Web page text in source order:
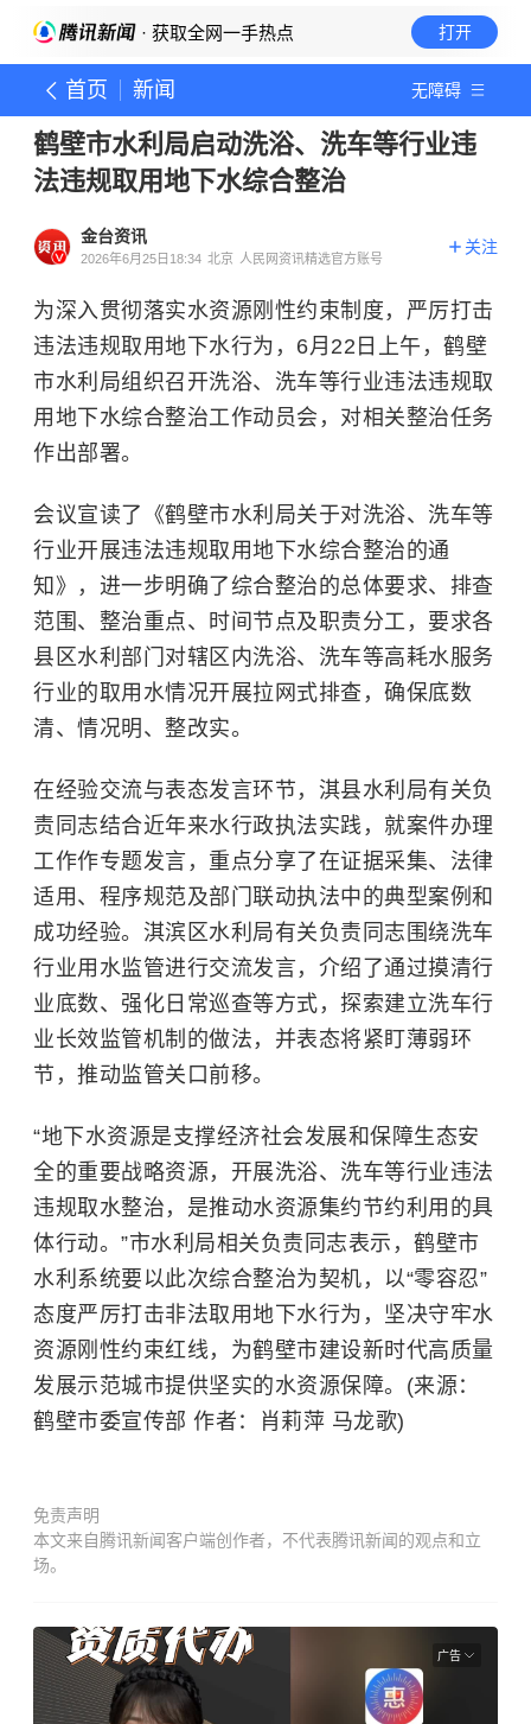
· 获取全网一手热点 打开
首页 新闻 无障碍
鹤壁市水利局启动洗浴、洗车等行业违
法违规取用地下水综合整治
金台资讯
2026年6月25日18:34 北京 人民网资讯精选官方账号
关注
为深入贯彻落实水资源刚性约束制度，严厉打击
违法违规取用地下水行为，6月22日上午，鹤壁
市水利局组织召开洗浴、洗车等行业违法违规取
用地下水综合整治工作动员会，对相关整治任务
作出部署。
会议宣读了《鹤壁市水利局关于对洗浴、洗车等
行业开展违法违规取用地下水综合整治的通
知》，进一步明确了综合整治的总体要求、排查
范围、整治重点、时间节点及职责分工，要求各
县区水利部门对辖区内洗浴、洗车等高耗水服务
行业的取用水情况开展拉网式排查，确保底数
清、情况明、整改实。
在经验交流与表态发言环节，淇县水利局有关负
责同志结合近年来水行政执法实践，就案件办理
工作作专题发言，重点分享了在证据采集、法律
适用、程序规范及部门联动执法中的典型案例和
成功经验。淇滨区水利局有关负责同志围绕洗车
行业用水监管进行交流发言，介绍了通过摸清行
业底数、强化日常巡查等方式，探索建立洗车行
业长效监管机制的做法，并表态将紧盯薄弱环
节，推动监管关口前移。
“地下水资源是支撑经济社会发展和保障生态安
全的重要战略资源，开展洗浴、洗车等行业违法
违规取水整治，是推动水资源集约节约利用的具
体行动。”市水利局相关负责同志表示，鹤壁市
水利系统要以此次综合整治为契机，以“零容忍”
态度严厉打击非法取用地下水行为，坚决守牢水
资源刚性约束红线，为鹤壁市建设新时代高质量
发展示范城市提供坚实的水资源保障。(来源：
鹤壁市委宣传部 作者：肖莉萍 马龙歌)
免责声明
本文来自腾讯新闻客户端创作者，不代表腾讯新闻的观点和立
场。
广告